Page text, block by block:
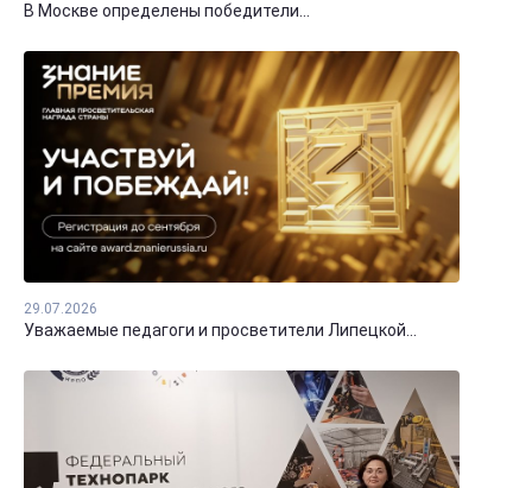
В Москве определены победители...
29.07.2026
Уважаемые педагоги и просветители Липецкой...